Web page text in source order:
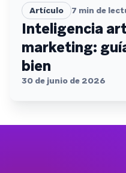
Artículo 7 min de
Inteligencia
marketing:
bien
30 de junio de 2026